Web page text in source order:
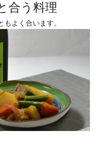
合う料理
よく合います。